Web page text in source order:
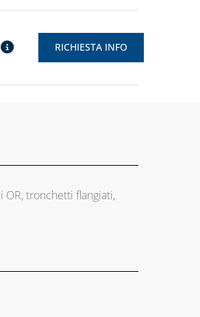
RICHIESTA INFO
tronchetti flangiati,